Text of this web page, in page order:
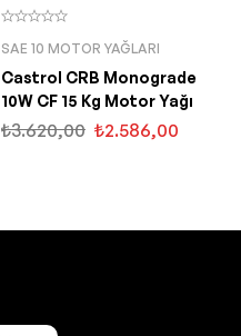
SAE 10 MOTOR YAĞLARI
Castrol CRB Monograde
10W CF 15 Kg Motor Yağı
₺3.620,00 ₺2.586,00